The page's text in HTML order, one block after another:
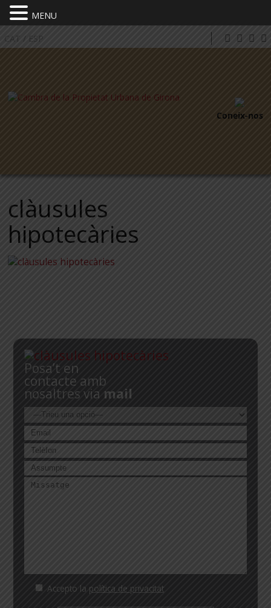
CAT / ESP
Coneix-nos
clàusules
hipotecàries
Posa’t en
contacte amb
nosaltres via mail
Accepto la política de privacitat
MENU